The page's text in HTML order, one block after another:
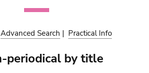
Advanced Search | Practical Info
periodical by title